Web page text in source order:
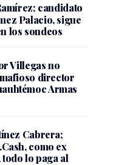
candidato
Palacio, sigue
los sondeos
Villegas no
director
Armas
Cabrera;
como ex
lo paga al